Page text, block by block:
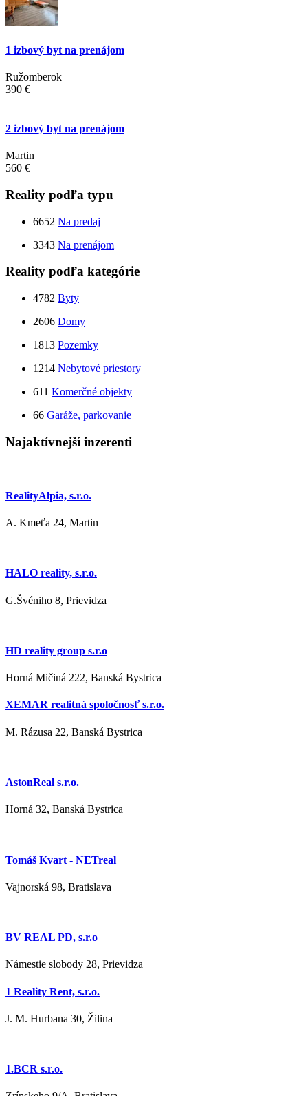
1 izbový byt na prenájom
Ružomberok
390 €
2 izbový byt na prenájom
Martin
560 €
Reality podľa typu
6652 Na predaj
3343 Na prenájom
Reality podľa kategórie
4782 Byty
2606 Domy
1813 Pozemky
1214 Nebytové priestory
611 Komerčné objekty
66 Garáže, parkovanie
Najaktívnejší inzerenti
RealityAlpia, s.r.o.
A. Kmeťa 24, Martin
HALO reality, s.r.o.
G.Švéniho 8, Prievidza
HD reality group s.r.o
Horná Mičiná 222, Banská Bystrica
XEMAR realitná spoločnosť s.r.o.
M. Rázusa 22, Banská Bystrica
AstonReal s.r.o.
Horná 32, Banská Bystrica
Tomáš Kvart - NETreal
Vajnorská 98, Bratislava
BV REAL PD, s.r.o
Námestie slobody 28, Prievidza
1 Reality Rent, s.r.o.
J. M. Hurbana 30, Žilina
1.BCR s.r.o.